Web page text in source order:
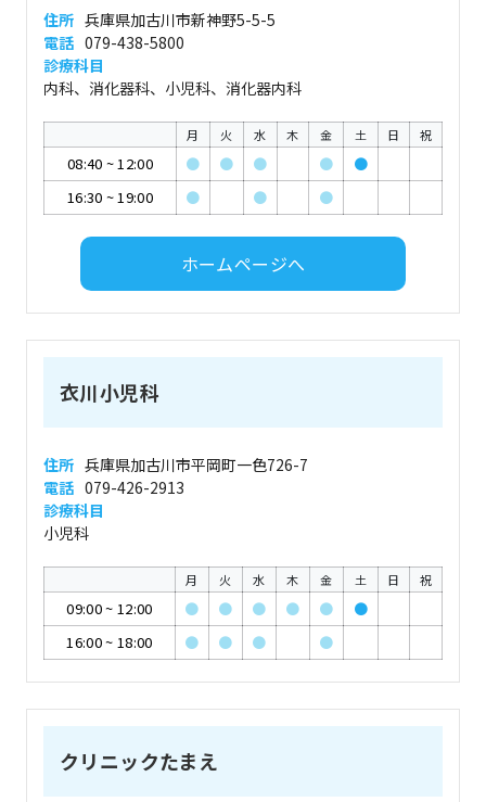
住所 兵庫県加古川市新神野5-5-5
電話 079-438-5800
診療科目
内科、消化器科、小児科、消化器内科
月 火 水 木 金 土 日 祝
08:40 ~12:00 ● ● ● ●
●
16:30 ~19:00 ● ● ●
ホームページへ
衣川小児科
住所 兵庫県加古川市平岡町一色726-7
電話 079-426-2913
診療科目
小児科
月 火 水 木 金 土 日 祝
09:00~ 12:00 ● ● ● ● ●
●
16:00~ 18:00 ● ● ● ●
クリニックたまえ